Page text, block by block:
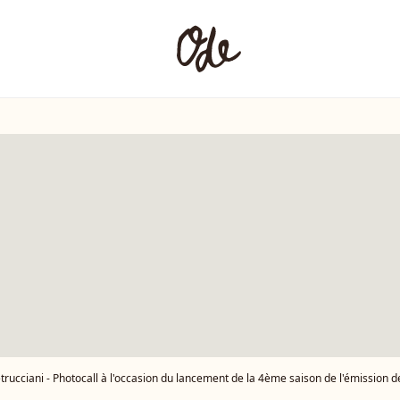
- Photocall à l'occasion du lancement de la 4ème saison de l'émission de télé-réalité "La Villa des Coeurs Brisés" à la Tour